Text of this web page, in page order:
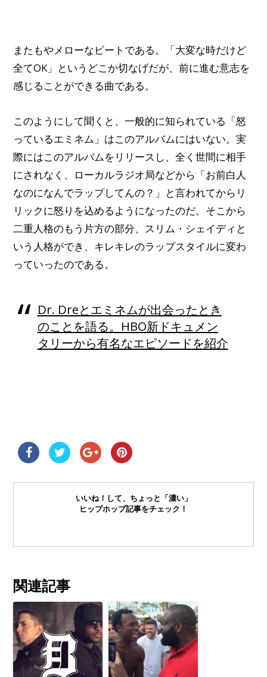
またもやメローなビートである。「大変な時だけど
全てOK」というどこか切なげだが、前に進む意志を
感じることができる曲である。
このようにして聞くと、一般的に知られている「怒
っているエミネム」はこのアルバムにはいない。実
際にはこのアルバムをリリースし、全く世間に相手
にされなく、ローカルラジオ局などから「お前白人
なのになんでラップしてんの？」と言われてからリ
リックに怒りを込めるようになったのだ。そこから
二重人格のもう片方の部分、スリム・シェイディと
いう人格ができ、キレキレのラップスタイルに変わ
っていったのである。
Dr. Dreとエミネムが出会ったとき
のことを語る。HBO新ドキュメン
タリーから有名なエピソードを紹介
いいね！して、ちょっと「濃い」
ヒップホップ記事をチェック！
関連記事